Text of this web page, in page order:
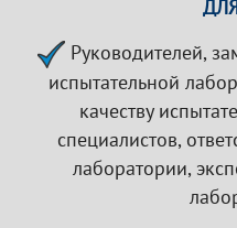
Руководителей,
испытательной
качеству
специалистов,
лаборатории,